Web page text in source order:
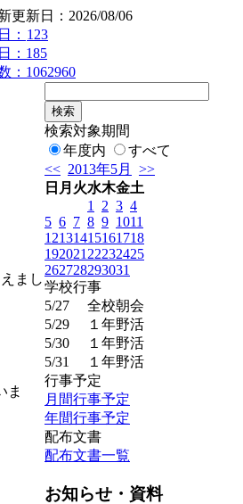
更新日：2026/08/06
： 123
：185
：1062960
まし
ま
検索対象期間
年度内
すべて
<< 2013年5月
>>
日 月 火水木金土
1
2 3 4
5 6 7 8 9 1011
12131415161718
192021 22232425
262728293031
学校行事
5/27
全校朝会
5/29
１年野活
5/30
１年野活
5/31
１年野活
行事予定
月間行事予定
年間行事予定
配布文書
配布文書一覧
お知らせ・資料